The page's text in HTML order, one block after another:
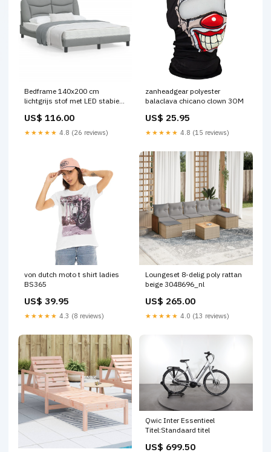
Bedframe 140x200 cm
lichtgrijs stof met LED stabiele
US$ 116.00
★★★★★ 4.8 (26 reviews)
zanheadgear polyester
balaclava chicano clown 3OM
US$ 25.95
★★★★★ 4.8 (15 reviews)
von dutch moto t shirt ladies
BS365
US$ 39.95
★★★★★ 4.3 (8 reviews)
Loungeset 8-delig poly rattan
beige 3048696_nl
US$ 265.00
★★★★★ 4.0 (13 reviews)
Qwic Inter Essentieel
Titel:Standaard titel
US$ 699.50